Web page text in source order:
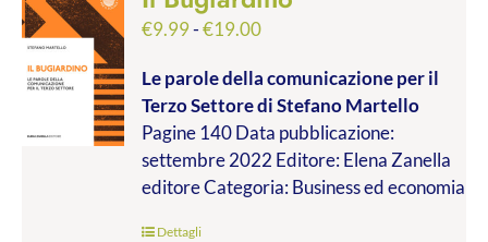
€9.99-€19.00Fascia
prezzo:
da
€9.99
a
€19.00
Le parole della comunicazione per il
Terzo Settoredi Stefano Martello
Pagine 140 Data pubblicazione:
settembre 2022 Editore: Elena Zanella
editore Categoria: Business ed economia
Dettagli